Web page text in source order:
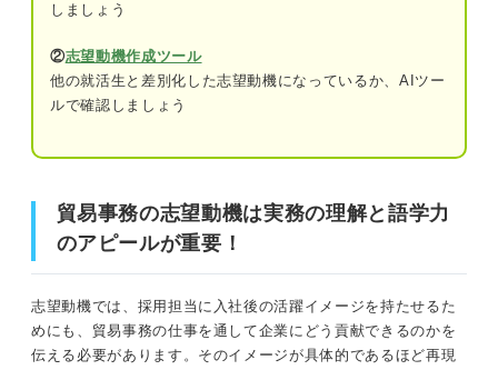
る
③ビジネスで通用する語学力が身に付く
ステップ①なぜ貿易事務を志望したのか明
らかにする
エピソードを述べる
ステップ③応募先の企業を選んだ理由を述
しましょう
②志望動機作成ツール
他の就活生と差別化した志望動機になっているか、AIツー
ルで確認しましょう
貿易事務の志望動機は実務の理解と語学力
のアピールが重要！
志望動機では、採用担当に入社後の活躍イメージを持たせるた
めにも、貿易事務の仕事を通して企業にどう貢献できるのかを
伝える必要があります。そのイメージが具体的であるほど再現
貿易事務の志望動機は実務の理解と語学力のアピールが重
そもそも貿易事務とは？ 働く環境別のおもな仕事内容
商社：商品の輸出入／関連する契約業務
メーカー：自社製品の輸出入／在庫管理